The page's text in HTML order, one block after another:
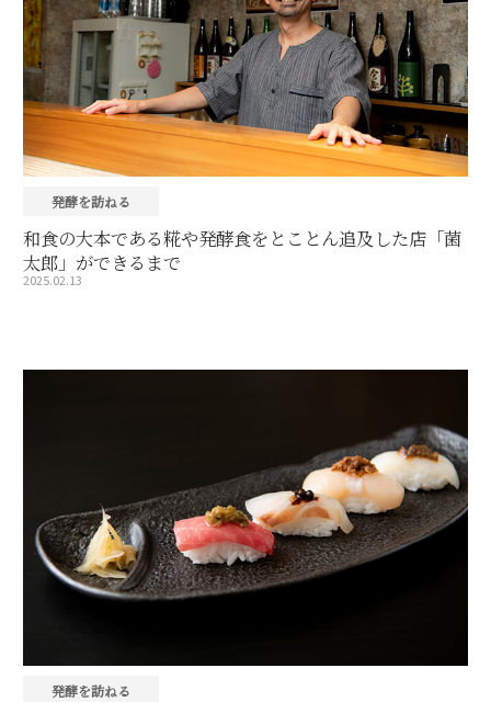
発酵を訪ねる
和食の大本である糀や発酵食をとことん追及した店「菌
太郎」ができるまで
2025.02.13
発酵を訪ねる